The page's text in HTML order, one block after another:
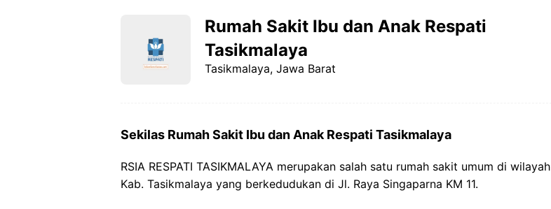
Rumah Sakit Ibu dan Anak Respati
Tasikmalaya
Tasikmalaya, Jawa Barat
Sekilas Rumah Sakit Ibu dan Anak Respati Tasikmalaya
RSIA RESPATI TASIKMALAYA merupakan salah satu rumah sakit umum di wilayah
Kab. Tasikmalaya yang berkedudukan di Jl. Raya Singaparna KM 11.